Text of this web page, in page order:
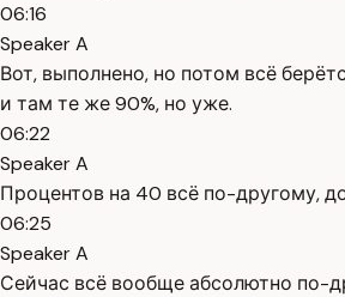
06:16
Speaker A
Вот, выполнено, но потом всё
и там те же 90%, но уже.
06:22
Speaker A
Процентов на 40 всё по-другому,
06:25
Speaker A
Сейчас всё вообще абсолютно по-